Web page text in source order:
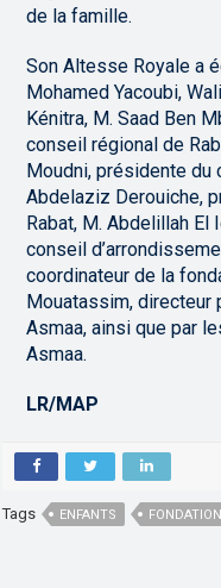
de la famille.
Son Altesse Royale a
Mohamed Yacoubi,
Kénitra, M. Saad Ben
conseil régional de
Moudni, présidente du
Abdelaziz Derouiche,
Rabat, M. Abdelillah
conseil
coordinateur de la
Mouatassim, directeur
Asmaa, ainsi que par
Asmaa.
LR/MAP
Tags ENFANTS